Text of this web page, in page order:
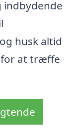
indbydende
husk altid
at træffe